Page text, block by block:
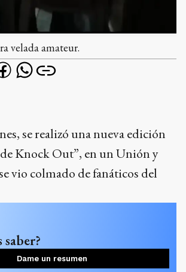
velada amateur.
se realizó una nueva edición
de Knock Out”, en un Unión y
vio colmado de fanáticos del
saber?
Dame un resumen